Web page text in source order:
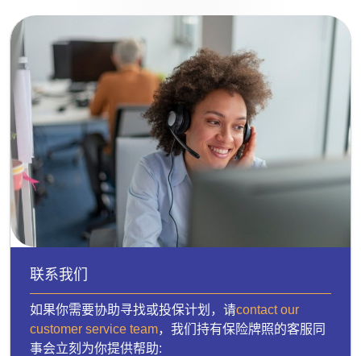
联系我们
如果你需要协助寻找或投保计划，请contact our
customer service team，我们持有保险牌照的客服同
事会立刻为你提供帮助: